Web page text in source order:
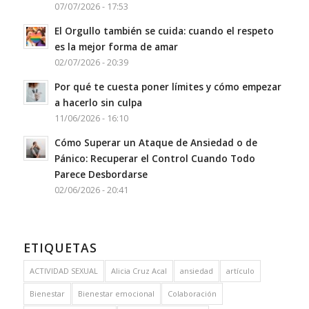
07/07/2026 - 17:53
El Orgullo también se cuida: cuando el respeto
es la mejor forma de amar
02/07/2026 - 20:39
Por qué te cuesta poner límites y cómo empezar
a hacerlo sin culpa
11/06/2026 - 16:10
Cómo Superar un Ataque de Ansiedad o de
Pánico: Recuperar el Control Cuando Todo
Parece Desbordarse
02/06/2026 - 20:41
ETIQUETAS
ACTIVIDAD SEXUAL Alicia Cruz Acal ansiedad artículo
Bienestar Bienestar emocional Colaboración